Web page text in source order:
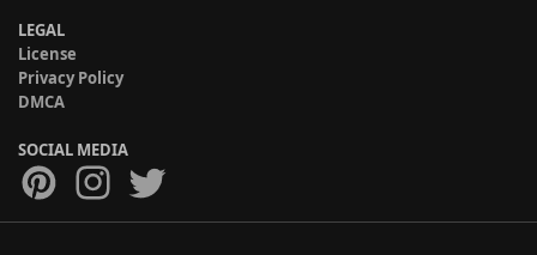
LEGAL
License
Privacy Policy
DMCA
SOCIAL MEDIA